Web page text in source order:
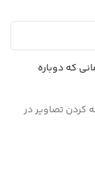
که دوباره
کردن تصاویر در